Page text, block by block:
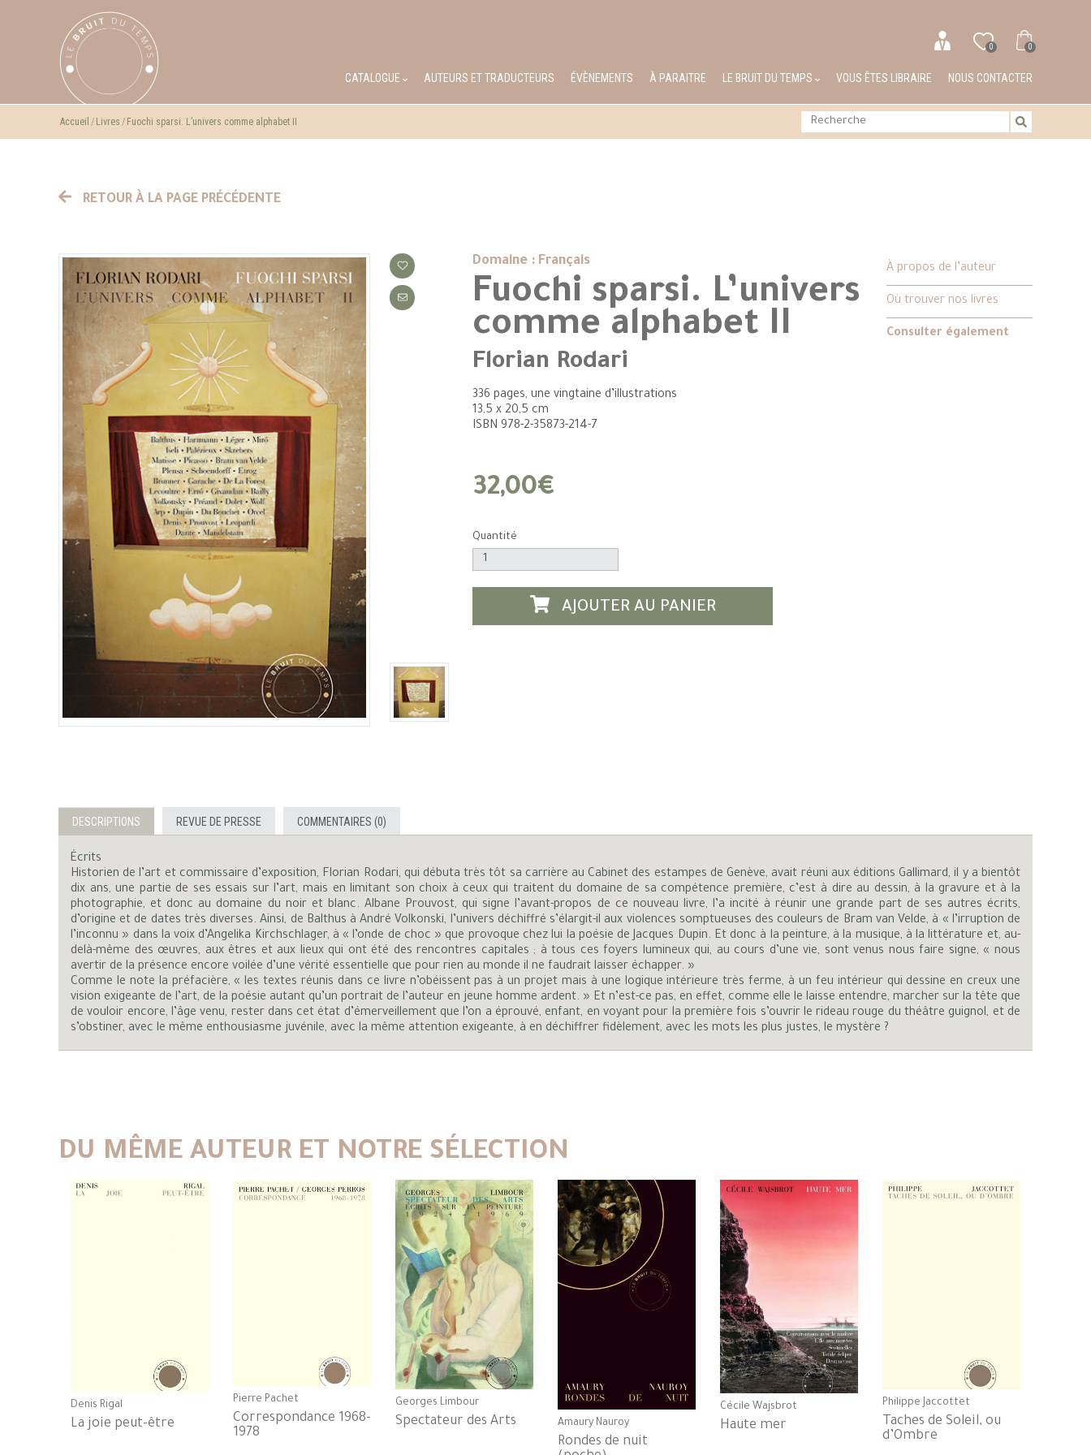
0 0
CATALOGUE AUTEURS ET TRADUCTEURS ÉVÈNEMENTS À PARAITRE LE BRUIT DU TEMPS VOUS ÊTES LIBRAIRE NOUS CONTACTER
Accueil Livres Fuochi sparsi. L’univers comme alphabet II
RETOUR À LA PAGE PRÉCÉDENTE
Domaine : Français
Fuochi sparsi. L’univers
comme alphabet II
Florian Rodari
336 pages, une vingtaine d’illustrations
13,5 x 20,5 cm
ISBN 978-2-35873-214-7
32,00€
Quantité
AJOUTER AU PANIER
À propos de l’auteur
Où trouver nos livres
Consulter également
DESCRIPTIONS REVUE DE PRESSE COMMENTAIRES (0)
Écrits
Historien de l’art et commissaire d’exposition, Florian Rodari, qui débuta très tôt sa carrière au Cabinet des estampes de Genève, avait réuni aux éditions Gallimard, il y a bientôt
dix ans, une partie de ses essais sur l’art, mais en limitant son choix à ceux qui traitent du domaine de sa compétence première, c’est à dire au dessin, à la gravure et à la
photographie, et donc au domaine du noir et blanc. Albane Prouvost, qui signe l’avant-propos de ce nouveau livre, l’a incité à réunir une grande part de ses autres écrits,
d’origine et de dates très diverses. Ainsi, de Balthus à André Volkonski, l’univers déchiffré s’élargit-il aux violences somptueuses des couleurs de Bram van Velde, à « l’irruption de
l’inconnu » dans la voix d’Angelika Kirchschlager, à « l’onde de choc » que provoque chez lui la poésie de Jacques Dupin. Et donc à la peinture, à la musique, à la littérature et, au-
delà-même des œuvres, aux êtres et aux lieux qui ont été des rencontres capitales ; à tous ces foyers lumineux qui, au cours d’une vie, sont venus nous faire signe, « nous
avertir de la présence encore voilée d’une vérité essentielle que pour rien au monde il ne faudrait laisser échapper. »
Comme le note la préfacière, « les textes réunis dans ce livre n’obéissent pas à un projet mais à une logique intérieure très ferme, à un feu intérieur qui dessine en creux une
vision exigeante de l’art, de la poésie autant qu’un portrait de l’auteur en jeune homme ardent. » Et n’est-ce pas, en effet, comme elle le laisse entendre, marcher sur la tête que
de vouloir encore, l’âge venu, rester dans cet état d’émerveillement que l’on a éprouvé, enfant, en voyant pour la première fois s’ouvrir le rideau rouge du théâtre guignol, et de
s’obstiner, avec le même enthousiasme juvénile, avec la même attention exigeante, à en déchiffrer fidèlement, avec les mots les plus justes, le mystère ?
DU MÊME AUTEUR ET NOTRE SÉLECTION
Denis Rigal
La joie peut-être
Pierre Pachet
Correspondance 1968-
1978
Georges Limbour
Spectateur des Arts Amaury Nauroy
Rondes de nuit
Cécile Wajsbrot
Haute mer
Philippe Jaccottet
Taches de Soleil, ou
d’Ombre